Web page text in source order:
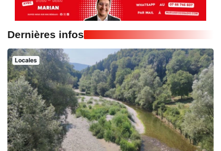
Dernières infos
Locales